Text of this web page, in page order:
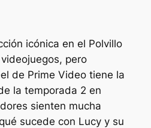
icónica en el Polvillo
pero
de Prime Video tiene la
la temporada 2 en
sienten mucha
sucede con Lucy y su